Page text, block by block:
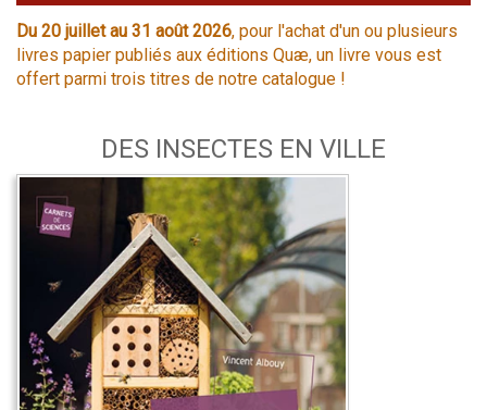
Du 20 juillet au 31 août 2026, pour l'achat d'un ou plusieurs
livres papier publiés aux éditions Quæ, un livre vous est
offert parmi trois titres de notre catalogue !
DES INSECTES EN VILLE